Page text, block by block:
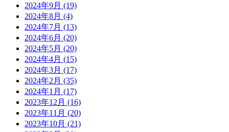
2024年9月 (19)
2024年8月 (4)
2024年7月 (13)
2024年6月 (20)
2024年5月 (20)
2024年4月 (15)
2024年3月 (17)
2024年2月 (35)
2024年1月 (17)
2023年12月 (16)
2023年11月 (20)
2023年10月 (21)